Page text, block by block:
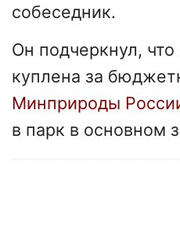
собеседник.
Он подчеркнул,
куплена за
Минприроды
в парк в основном